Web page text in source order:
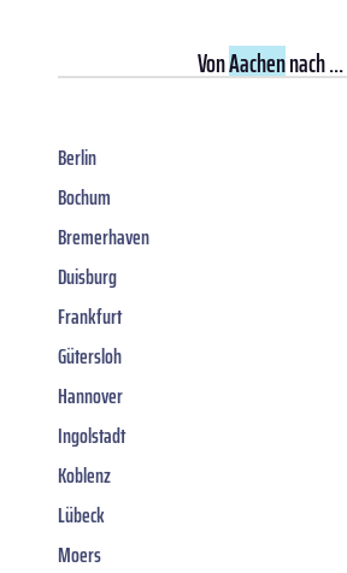
VonAachennach ...
Berlin
Bochum
Bremerhaven
Duisburg
Frankfurt
Gütersloh
Hannover
Ingolstadt
Koblenz
Lübeck
Moers